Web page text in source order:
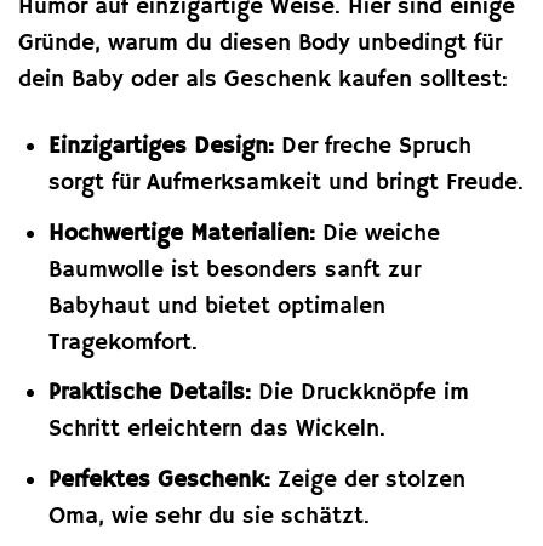
Humor auf einzigartige Weise. Hier sind einige
Gründe, warum du diesen Body unbedingt für
dein Baby oder als Geschenk kaufen solltest:
Einzigartiges Design:Der freche Spruch
sorgt für Aufmerksamkeit und bringt Freude.
Hochwertige Materialien:Die weiche
Baumwolle ist besonders sanft zur
Babyhaut und bietet optimalen
Tragekomfort.
Praktische Details:Die Druckknöpfe im
Schritt erleichtern das Wickeln.
Perfektes Geschenk:Zeige der stolzen
Oma, wie sehr du sie schätzt.